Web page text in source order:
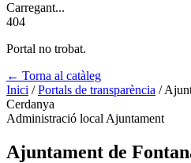
Carregant...
404
Portal no trobat.
← Torna al catàleg
Inici / Portals de transparència /
Cerdanya
Administració local Ajuntament
Ajuntament de